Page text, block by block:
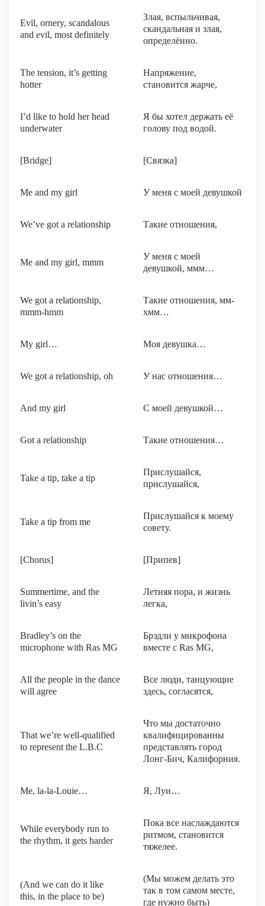
Evil, ornery, scandalous
and evil, most definitely
Злая, вспыльчивая,
скандальная и злая,
определённо.
The tension, it’s getting
hotter
Напряжение,
становится жарче,
I’d like to hold her head
underwater
Я бы хотел держать её
голову под водой.
[Bridge] [Связка]
Me and my girl У меня с моей девушкой
We’ve got a relationship Такие отношения,
Me and my girl, mmm
У меня с моей
девушкой, ммм…
We got a relationship,
mmm-hmm
Такие отношения, мм-
хмм…
My girl… Моя девушка…
We got a relationship, oh У нас отношения…
And my girl С моей девушкой…
Got a relationship Такие отношения…
Take a tip, take a tip
Прислушайся,
прислушайся,
Take a tip from me
Прислушайся к моему
совету.
[Chorus] [Припев]
Summertime, and the
livin’s easy
Летняя пора, и жизнь
легка,
Bradley’s on the
microphone with Ras MG
Брэдли у микрофона
вместе с Ras MG,
All the people in the dance
will agree
Все люди, танцующие
здесь, согласятся,
That we’re well-qualified
to represent the L.B.C
Что мы достаточно
квалифицированны
представлять город
Лонг-Бич, Калифорния.
Me, la-la-Louie… Я, Луи…
While everybody run to
the rhythm, it gets harder
Пока все наслаждаются
ритмом, становится
тяжелее.
(And we can do it like
this, in the place to be)
(Мы можем делать это
так в том самом месте,
где нужно быть)